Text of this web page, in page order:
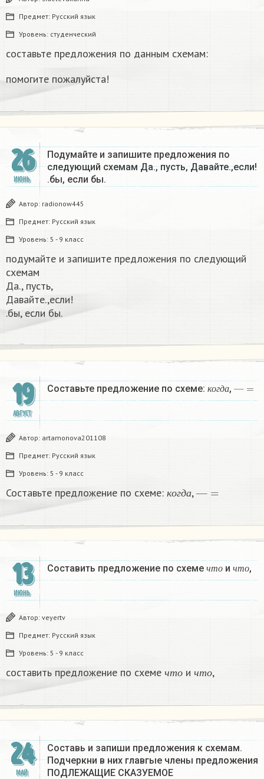
Предмет: Русский язык
Уровень: студенческий
составьте предложения по данным схемам:
помогите пожалуйста!​
26
ИЮНЬ
Подумайте и запишите предложения по
следующий схемам Да., пусть, Давайте.,если!
.бы, если бы.​
Автор: radionow445
Предмет: Русский язык
Уровень: 5 - 9 класс
подумайте и запишите предложения по следующий
схемам
Да., пусть,
Давайте.,если!
.бы, если бы.​
19
АВГУСТ
Составьте предложение по схеме: к о г д а
к огда
, =
Автор: artamonova201108
Предмет: Русский язык
Уровень: 5 - 9 класс
Составьте предложение по схеме: к о г д а ,
13
ИЮНЬ
Составить предложение по схеме ч т о
ч то и ч т о
ч о,
Автор: veyertv
Предмет: Русский язык
Уровень: 5 - 9 класс
составить предложение по схеме ч т о и ч т о ,
24
МАЙ
Составь и запиши предложения к схемам.
Подчеркни в них главгые члены предложения
ПОДЛЕЖАЩИЕ СКАЗУЕМОЕ